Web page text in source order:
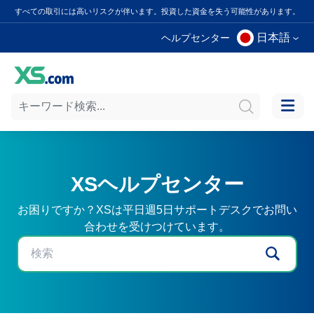
すべての取引には高いリスクが伴います。投資した資金を失う可能性があります。
ヘルプセンター 日本語
XSヘルプセンター
お困りですか？XSは平日週5日サポートデスクでお問い
合わせを受けつけています。